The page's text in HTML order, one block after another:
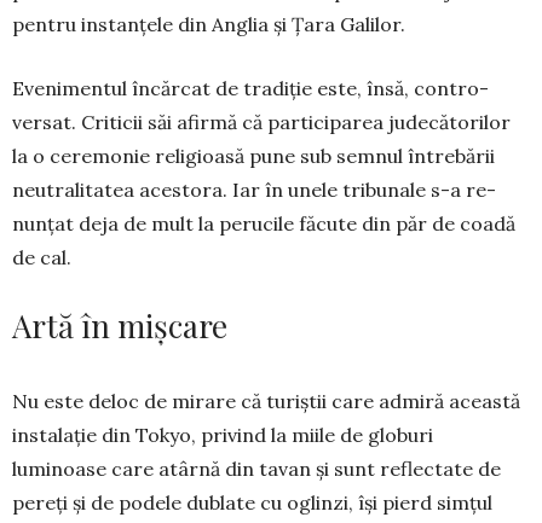
pentru instanțele din Anglia și Țara Galilor.
Evenimentul încărcat de tradiție este, însă, con­tro­
versat. Criticii săi afirmă că participarea jude­cătorilor
la o ce­re­monie religi­oa­să pune sub sem­nul întrebării
ne­u­tralitatea aces­tora. Iar în unele tribunale s-a re­
nunțat deja de mult la perucile făcute din păr de coadă
de cal.
Artă în mișcare
Nu este deloc de mirare că turiștii care admiră această
instalație din Tokyo, privind la miile de globuri
luminoase care atârnă din tavan și sunt reflectate de
pereți și de podele dublate cu oglinzi, își pierd simțul